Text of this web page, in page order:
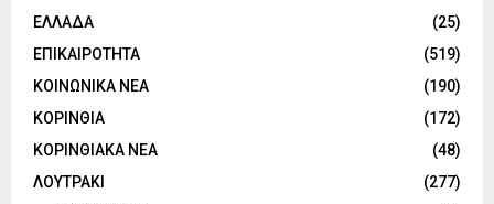
ΕΛΛΑΔΑ
(25)
ΕΠΙΚΑΙΡΟΤΗΤΑ
(519)
ΚΟΙΝΩΝΙΚΑ ΝΕΑ
(190)
ΚΟΡΙΝΘΙΑ
(172)
ΚΟΡΙΝΘΙΑΚΑ ΝΕΑ
(48)
ΛΟΥΤΡΑΚΙ
(277)